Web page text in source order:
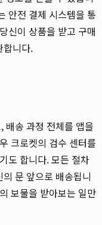
안전 결제 시스템을 통
신이 상품을 받고 구매
합니다.
배송 과정 전체를 앱을
크로켓의 검수 센터를
도 합니다. 모든 절차
문 앞으로 배송됩니
보물을 받아보는 일만